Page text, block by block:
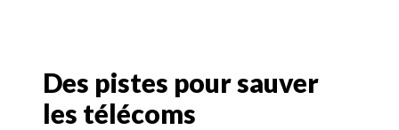
Des pistes pour sauver
les télécoms